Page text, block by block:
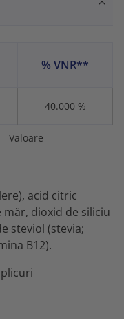
% VNR**
40.000 %
Valoare
acid citric
dioxid de siliciu
steviol (stevia;
B12).